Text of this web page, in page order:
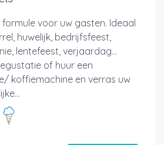
formule voor uw gasten. Ideaal
huwelijk, bedrijfsfeest,
lentefeest, verjaardag…
of huur een
koffiemachine en verras uw